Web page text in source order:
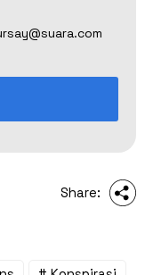
Share: